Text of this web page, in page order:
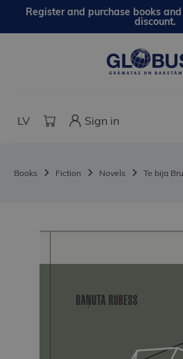
Register and purchase books
discount.
LV Sign in
Books Fiction Novels Te bija